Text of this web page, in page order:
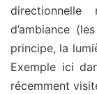
d’ambiance
principe, la
Exemple ici
récemment